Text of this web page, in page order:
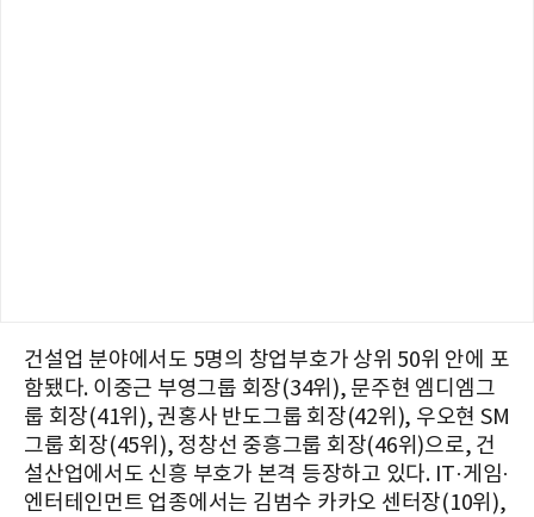
건설업 분야에서도 5명의 창업부호가 상위 50위 안에 포
함됐다. 이중근 부영그룹 회장(34위), 문주현 엠디엠그
룹 회장(41위), 권홍사 반도그룹 회장(42위), 우오현 SM
그룹 회장(45위), 정창선 중흥그룹 회장(46위)으로, 건
설산업에서도 신흥 부호가 본격 등장하고 있다. IT·게임·
엔터테인먼트 업종에서는 김범수 카카오 센터장(10위),